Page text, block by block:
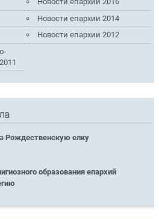
Новости епархии 2014
Новости епархии 2012
Рождественскую елку
образования епархий